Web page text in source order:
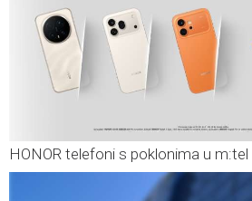
HONOR telefoni s poklonima u